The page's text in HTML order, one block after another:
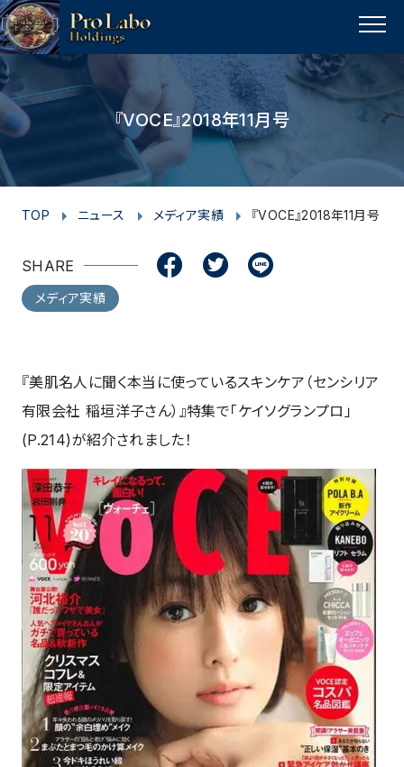
MENU
『VOCE』2018年11月号
TOP ニュース メディア実績 『VOCE』2018年11月号
SHARE
c
e
b
o
o
k
i
t
t
e
n
e
メディア実績
『美肌名人に聞く本当に使っているスキンケア（センシリア
有限会社 稲垣洋子さん）』特集で「ケイソグランプロ」
(P.214)が紹介されました！
p
a
g
e
t
o
p
s
t
a
g
r
a
m
c
e
b
o
k
i
t
t
e
r
u
t
u
e